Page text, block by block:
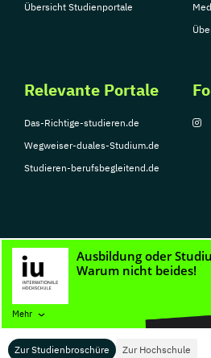
Zur Studienbroschüre Zur Hochschule
Mehr
Übersicht Studienportale
Relevante Portale
Das-Richtige-studieren.de
Wegweiser-duales-Studium.de
Studieren-berufsbegleitend.de
© Copyright 2026, TarGroup Media GmbH